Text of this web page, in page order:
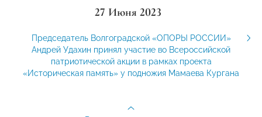
27 Июня 2023
Председатель Волгоградской «ОПОРЫ РОССИИ»
Андрей Удахин принял участие во Всероссийской
патриотической акции в рамках проекта
«Историческая память» у подножия Мамаева Кургана